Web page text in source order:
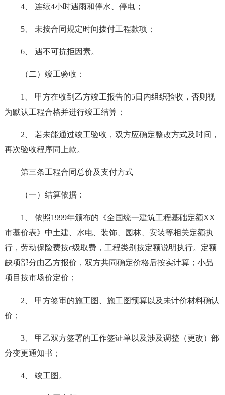
4、 连续4小时遇雨和停水、停电；
5、 未按合同规定时间拨付工程款项；
6、 遇不可抗拒因素。
（二）竣工验收：
1、 甲方在收到乙方竣工报告的5日内组织验收，否则视
为默认工程合格并进行竣工结算；
2、 若未能通过竣工验收，双方应确定整改方式及时间，
再次验收程序同上款。
第三条工程合同总价及支付方式
（一）结算依据：
1、 依照1999年颁布的《全国统一建筑工程基础定额XX
市基价表》中土建、水电、装饰、园林、安装等相关定额执
行，劳动保险费按c级取费，工程类别按定额说明执行。定额
缺项部分由乙方报价，双方共同确定价格后按实计算；小品
项目按市场价定价；
2、 甲方签审的施工图、施工图预算以及未计价材料确认
价；
3、 甲乙双方签署的工作签证单以及涉及调整（更改）部
分变更通知书；
4、 竣工图。